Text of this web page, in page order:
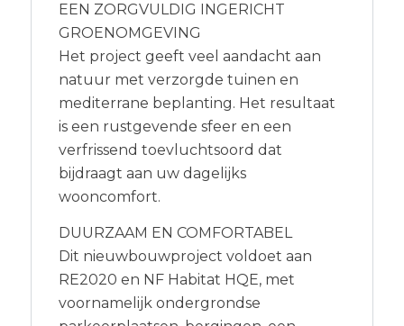
EEN ZORGVULDIG INGERICHT
GROENOMGEVING
Het project geeft veel aandacht aan
natuur met verzorgde tuinen en
mediterrane beplanting. Het resultaat
is een rustgevende sfeer en een
verfrissend toevluchtsoord dat
bijdraagt aan uw dagelijks
wooncomfort.
DUURZAAM EN COMFORTABEL
Dit nieuwbouwproject voldoet aan
RE2020 en NF Habitat HQE, met
voornamelijk ondergrondse